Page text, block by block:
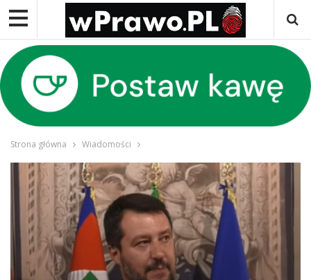
Strona główna Wiadomości